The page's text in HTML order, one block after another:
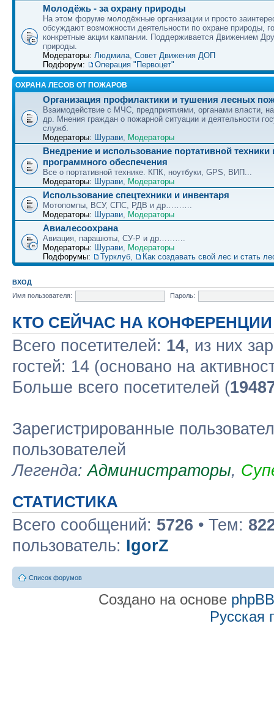
Молодёжь - за охрану природы
На этом форуме молодёжные организации и просто
обсуждают возможности деятельности по охране природы,
конкретные акции кампании. Поддерживается Движением
природы.
Модераторы: Людмила, Совет Движения ДОП
Подфорум:
Операция "Первоцет"
ОХРАНА ЛЕСОВ ОТ ПОЖАРОВ
Организация профилактики и тушения лесных
Взаимодействие с МЧС, предприятиями, органами власти,
др. Мнения граждан о пожарной ситуации и деятельности
служб.
Модераторы: Шурави, Модераторы
Внедрение и использование портативной техники
программного обеспечения
Все о портативной технике. КПК, ноутбуки, GPS, ВИП...
Модераторы: Шурави, Модераторы
Использование спецтехники и инвентаря
Мотопомпы, ВСУ, СПС, РДВ и др……….
Модераторы: Шурави, Модераторы
Авиалесоохрана
Авиация, парашюты, СУ-Р и др……….
Модераторы: Шурави, Модераторы
Подфорумы:
Турклуб, Как создавать свой лес и стать
ВХОД
Имя пользователя:
Пароль:
КТО СЕЙЧАС НА КОНФЕРЕНЦИИ
Всего посетителей: 14, из них
гостей: 14 (основано на
Больше всего посетителей (
Зарегистрированные
пользователей
Легенда:Администраторы,
СТАТИСТИКА
Всего сообщений: 5726 • Тем:
пользователь: IgorZ
Список форумов
Создано на основе phpBB
Русская